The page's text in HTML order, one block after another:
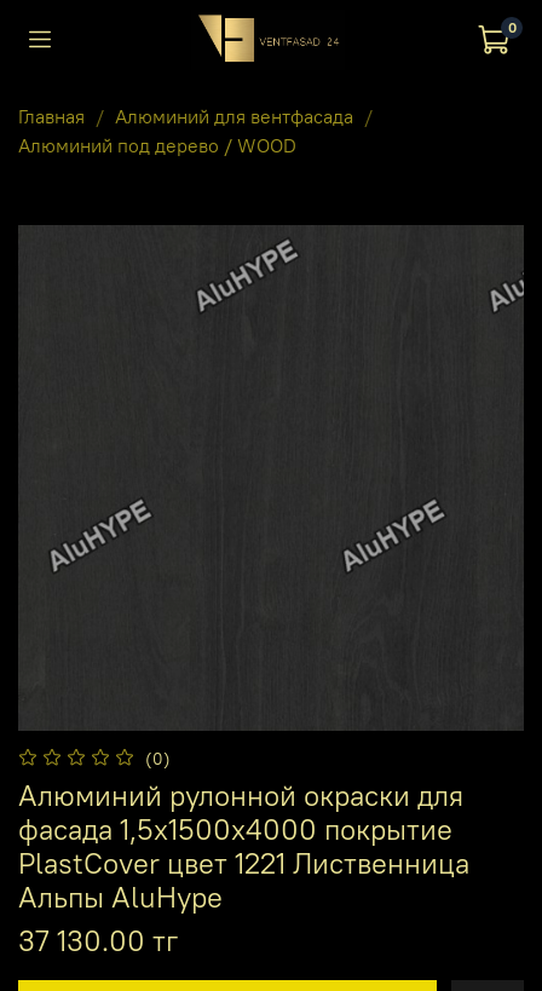
0
Главная
Алюминий для вентфасада
Алюминий под дерево / WOOD
(0)
Алюминий рулонной окраски для
фасада 1,5х1500х4000 покрытие
PlastCover цвет 1221 Лиственница
Альпы AluHype
37 130.00 тг